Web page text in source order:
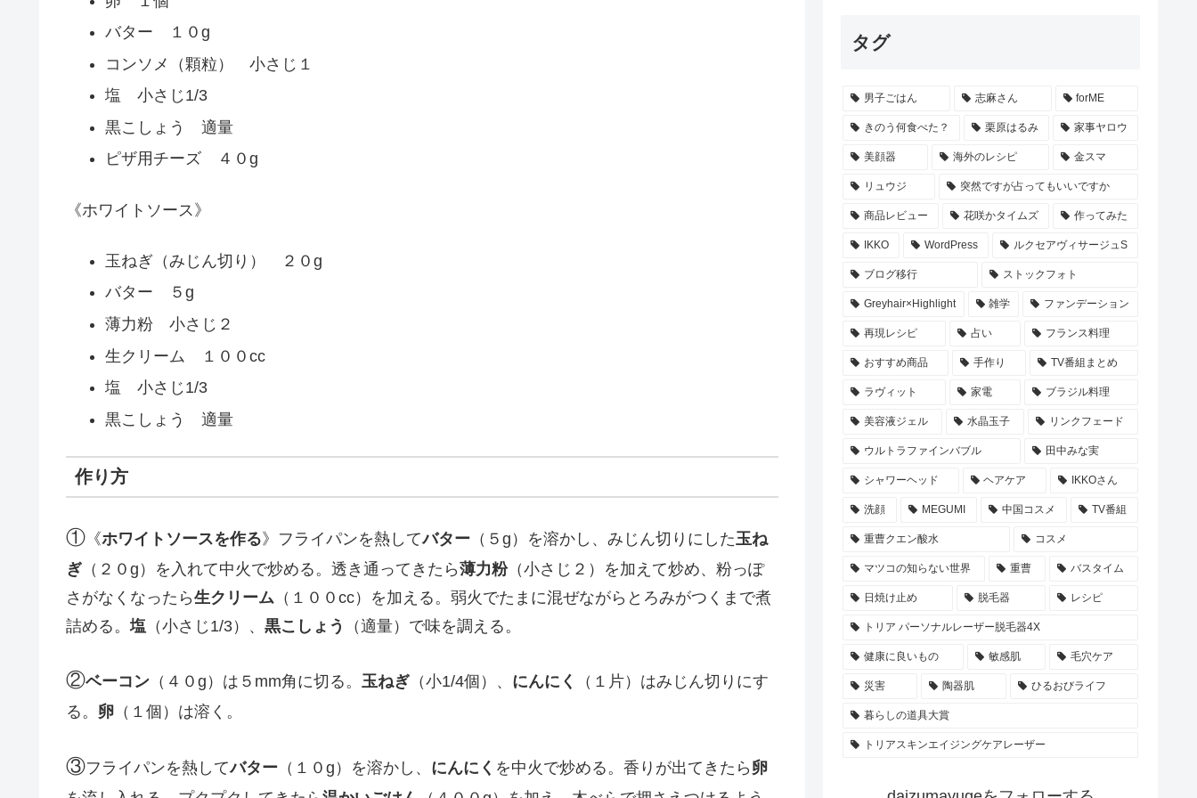
バター １０g
コンソメ（顆粒） 小さじ１
塩 小さじ1/3
黒こしょう 適量
ピザ用チーズ ４０g
《ホワイトソース》
玉ねぎ（みじん切り） ２０g
バター ５g
薄力粉 小さじ２
生クリーム １００cc
塩 小さじ1/3
黒こしょう 適量
作り方
① 《ホワイトソースを作る》フライパンを熱してバター （５g）を溶かし、みじん切りにした玉ね
ぎ （２０g）を入れて中火で炒める。透き通ってきたら薄力粉（小さじ２）を加えて炒め、粉っぽ
さがなくなったら生クリーム （１００cc）を加える。弱火でたまに混ぜながらとろみがつくまで煮
詰める。塩 （小さじ1/3）、 黒こしょう （適量）で味を調える。
②ベーコン （４０g）は５mm角に切る。 玉ねぎ （小1/4個）、 にんにく
（１片）はみじん切りにす
る。 卵 （１個）は溶く。
③フライパンを熱してバター （１０g）を溶かし、 にんにく を中火で炒める。香りが出てきたら 卵
タグ
男子ごはん 志麻さん forME
きのう何食べた？ 栗原はるみ 家事ヤロウ
美顔器 海外のレシピ 金スマ
リュウジ 突然ですが占ってもいいですか
商品レビュー 花咲かタイムズ 作ってみた
IKKO WordPress ルクセアヴィサージュS
ブログ移行 ストックフォト
Greyhair×Highlight 雑学 ファンデーション
再現レシピ 占い フランス料理
おすすめ商品 手作り TV番組まとめ
ラヴィット 家電 ブラジル料理
美容液ジェル 水晶玉子 リンクフェード
ウルトラファインバブル 田中みな実
シャワーヘッド ヘアケア IKKOさん
洗顔 MEGUMI 中国コスメ TV番組
重曹クエン酸水 コスメ
マツコの知らない世界 重曹 バスタイム
日焼け止め 脱毛器 レシピ
トリア パーソナルレーザー脱毛器4X
健康に良いもの 敏感肌 毛穴ケア
災害 陶器肌 ひるおびライフ
暮らしの道具大賞
トリアスキンエイジングケアレーザー